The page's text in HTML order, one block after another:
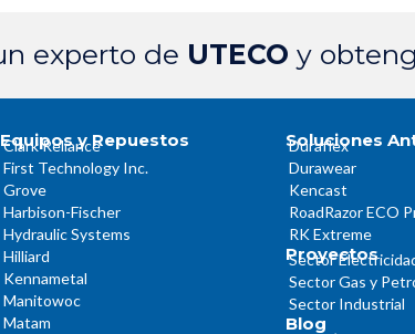
experto de UTECO y
Equipos y Repuestos
Clark Reliance
First Technology Inc.
Grove
Harbison-Fischer
Hydraulic Systems
Hilliard
Kennametal
Manitowoc
Matam
Soluciones
Duraflex
Durawear
Kencast
RoadRazor ECO
RK Extreme
Proyectos
Sector
Sector Gas y
Sector Industrial
Blog